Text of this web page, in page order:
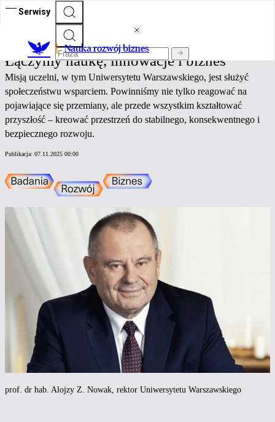
Serwisy
Nauka rozwój biznes
Nauka rozwój biznes
Łączymy naukę, innowacje i biznes
Misją uczelni, w tym Uniwersytetu Warszawskiego, jest służyć
społeczeństwu wsparciem. Powinniśmy nie tylko reagować na
pojawiające się przemiany, ale przede wszystkim kształtować
przyszłość – kreować przestrzeń do stabilnego, konsekwentnego i
bezpiecznego rozwoju.
Publikacja: 07.11.2025 00:00
prof. dr hab. Alojzy Z. Nowak, rektor Uniwersytetu Warszawskiego